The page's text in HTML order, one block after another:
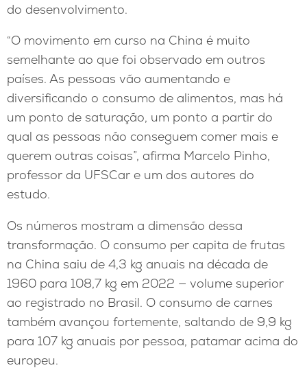
do desenvolvimento.
“O movimento em curso na China é muito
semelhante ao que foi observado em outros
países. As pessoas vão aumentando e
diversificando o consumo de alimentos, mas há
um ponto de saturação, um ponto a partir do
qual as pessoas não conseguem comer mais e
querem outras coisas”, afirma Marcelo Pinho,
professor da UFSCar e um dos autores do
estudo.
Os números mostram a dimensão dessa
transformação. O consumo per capita de frutas
na China saiu de 4,3 kg anuais na década de
1960 para 108,7 kg em 2022 — volume superior
ao registrado no Brasil. O consumo de carnes
também avançou fortemente, saltando de 9,9 kg
para 107 kg anuais por pessoa, patamar acima do
europeu.